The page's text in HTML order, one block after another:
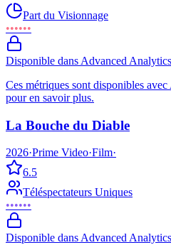
Part du Visionnage
••••••
Disponible dans Advanced Analytics
Ces métriques sont disponibles
pour en savoir plus.
La Bouche du Diable
2026·Prime Video·Film·
6.5
Téléspectateurs Uniques
••••••
Disponible dans Advanced Analytics